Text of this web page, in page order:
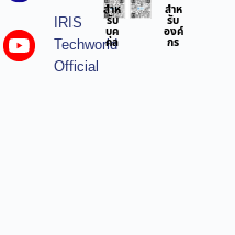
IRIS
Techworld
Official
สำห
รับ
บุค
คล
สำห
รับ
องค์
กร